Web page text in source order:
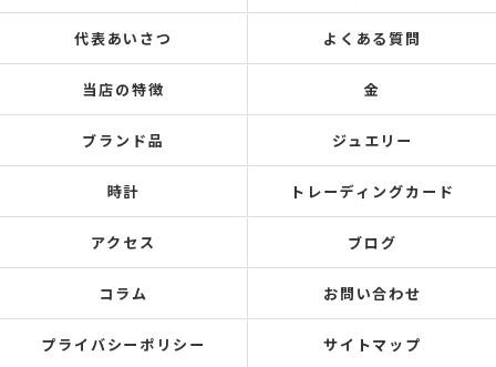
代表あいさつ よくある質問
当店の特徴 金
ブランド品 ジュエリー
時計 トレーディングカード
アクセス ブログ
コラム お問い合わせ
プライバシーポリシー サイトマップ